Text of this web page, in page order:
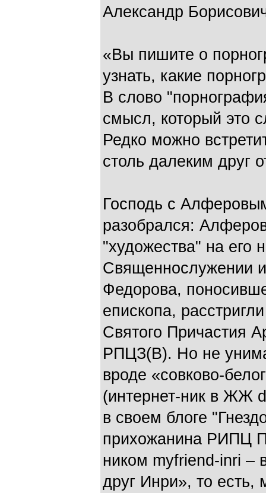
Александр
«Вы пишите о
узнать, какие
В слово
смысл, который это
Редко можно
столь далеким друг
Господь с
разобрался:
"художества" на его
Священнослужении
Федорова,
епископа,
Святого Причастия
РПЦЗ(В). Но не
вроде «совково-
(интернет-ник в ЖЖ
в своем блоге
прихожанина РИПЦ
ником myfriend-inri –
друг Инри», то есть,